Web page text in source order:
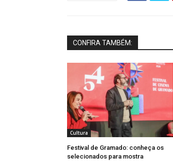
CONFIRA TAMBÉM:
Cultura
Festival de Gramado: conheça os
selecionados para mostra